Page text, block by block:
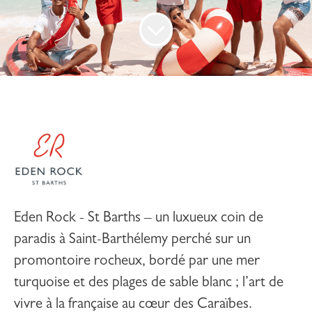
Eden Rock - St Barths – un luxueux coin de
paradis à Saint-Barthélemy perché sur un
promontoire rocheux, bordé par une mer
turquoise et des plages de sable blanc ; l’art de
vivre à la française au cœur des Caraïbes.